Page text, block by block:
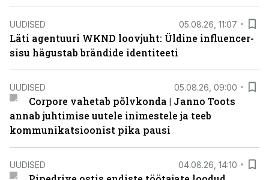
UUDISED 05.08.26, 11:07
Läti agentuuri WKND loovjuht: Üldine influencer-
sisu hägustab brändide identiteeti
UUDISED 05.08.26, 09:00
Corpore vahetab põlvkonda | Janno Toots
annab juhtimise uutele inimestele ja teeb
kommunikatsioonist pika pausi
UUDISED 04.08.26, 14:10